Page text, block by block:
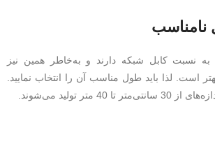
نامناسب
نسبت کابل شبکه دارند و به‌خاطر همین نیز
است. لذا باید طول مناسب آن را انتخاب نمایید.
متر تولید می‌شوند.